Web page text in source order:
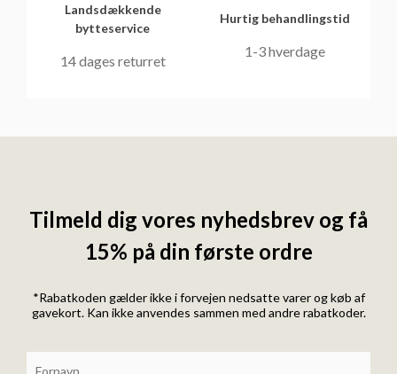
Landsdækkende
bytteservice
14 dages returret
Hurtig behandlingstid
1-3 hverdage
Tilmeld dig vores nyhedsbrev og få
15% på din første ordre
*Rabatkoden gælder ikke i forvejen nedsatte varer og køb af
gavekort. Kan ikke anvendes sammen med andre rabatkoder.